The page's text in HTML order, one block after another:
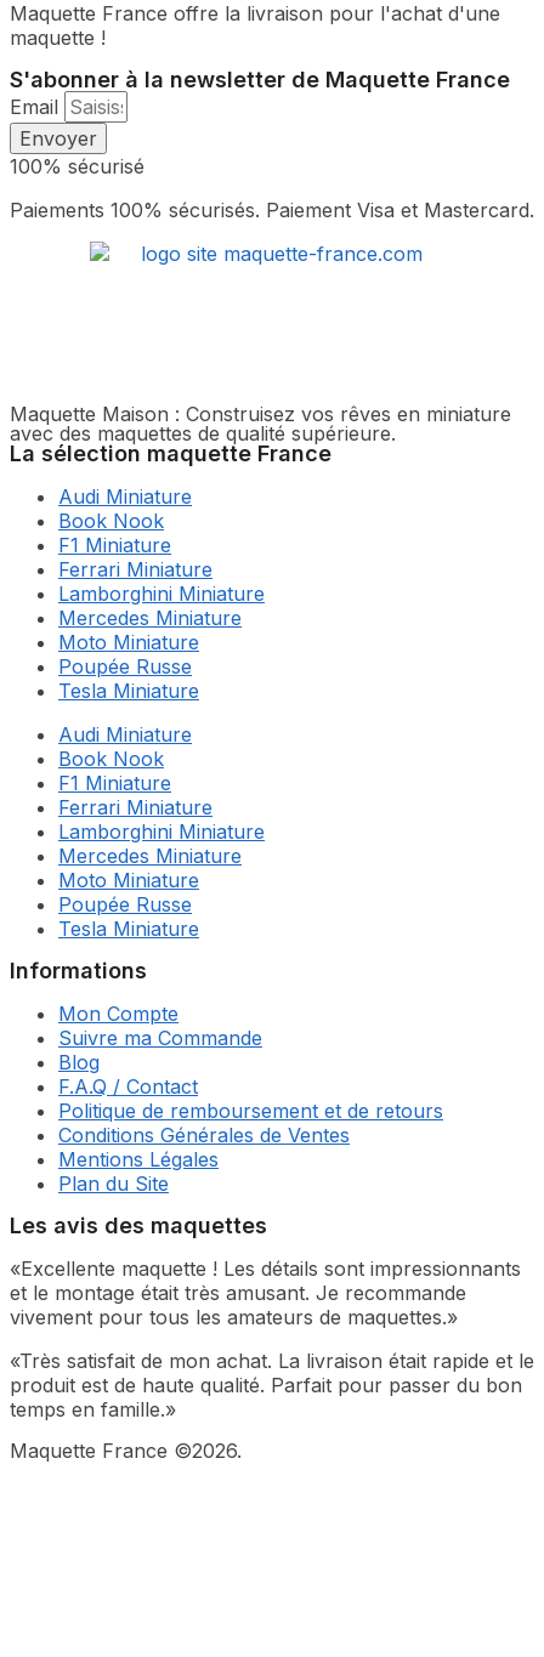
page
produit
être
sur
la
variations.
options
peuvent
page
produit
Maquette France offre la livraison pour l'achat d'une
maquette !
S'abonner à la newsletter de Maquette France
Email
Envoyer
100% sécurisé
Paiements 100% sécurisés. Paiement Visa et Mastercard.
Maquette Maison : Construisez vos rêves en miniature
avec des maquettes de qualité supérieure.
La sélection maquette France
Audi Miniature
Book Nook
F1 Miniature
Ferrari Miniature
Lamborghini Miniature
Mercedes Miniature
Moto Miniature
Poupée Russe
Tesla Miniature
Audi Miniature
Book Nook
F1 Miniature
Ferrari Miniature
Lamborghini Miniature
Mercedes Miniature
Moto Miniature
Poupée Russe
Tesla Miniature
Informations
Mon Compte
Suivre ma Commande
Blog
F.A.Q / Contact
Politique de remboursement et de retours
Conditions Générales de Ventes
Mentions Légales
Plan du Site
Les avis des maquettes
«Excellente maquette ! Les détails sont impressionnants
et le montage était très amusant. Je recommande
vivement pour tous les amateurs de maquettes.»
«Très satisfait de mon achat. La livraison était rapide et le
produit est de haute qualité. Parfait pour passer du bon
temps en famille.»
Maquette France ©2026.